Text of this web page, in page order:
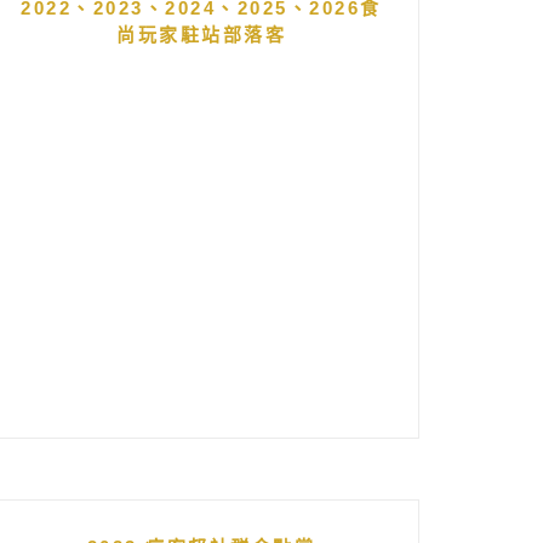
2022、2023、2024、2025、2026食
尚玩家駐站部落客